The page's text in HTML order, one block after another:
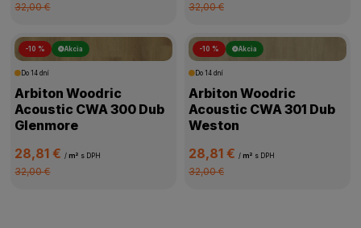
32,00 € 32,00 €
-10 % Akcia
Do 14 dní
Arbiton Woodric
Acoustic CWA 300 Dub
Glenmore
28,81 €/ m² s DPH
32,00 €
-10 % Akcia
Do 14 dní
Arbiton Woodric
Acoustic CWA 301 Dub
Weston
28,81 € / m² s DPH
32,00 €